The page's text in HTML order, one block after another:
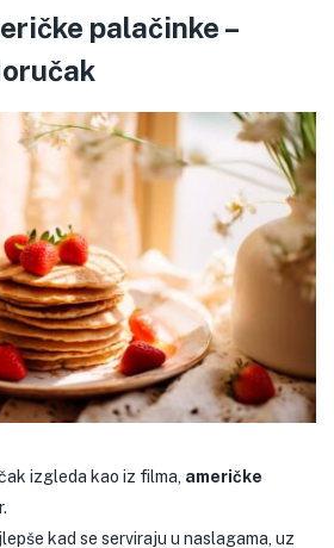
palačinke –
izgleda kao iz filma, američke
kad se serviraju u naslagama, uz